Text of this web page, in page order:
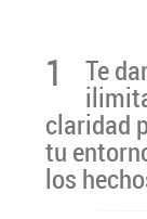
1 Te
claridad
tu
los